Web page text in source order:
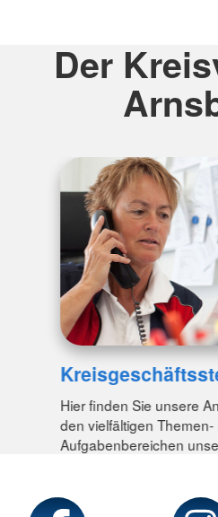
Der
Hier finden Sie unsere
den vielfältigen Themen-
Aufgabenbereichen